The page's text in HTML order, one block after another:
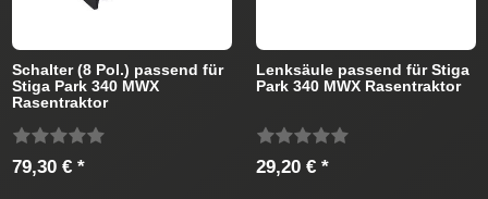
Schalter (8 Pol.) passend für
Stiga Park 340 MWX
Rasentraktor
79,30 € *
Lenksäule passend für Stiga
Park 340 MWX Rasentraktor
29,20 € *